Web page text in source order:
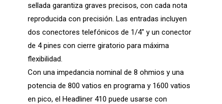
sellada garantiza graves precisos, con cada nota
reproducida con precisión. Las entradas incluyen
dos conectores telefónicos de 1/4″ y un conector
de 4 pines con cierre giratorio para máxima
flexibilidad.
Con una impedancia nominal de 8 ohmios y una
potencia de 800 vatios en programa y 1600 vatios
en pico, el Headliner 410 puede usarse con